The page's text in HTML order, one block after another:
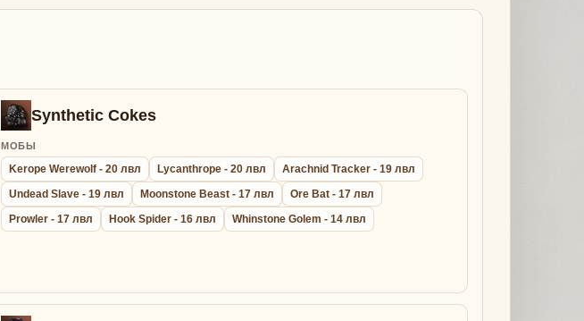
Synthetic Cokes
МОБЫ
Kerope Werewolf - 20 лвл Lycanthrope - 20 лвл
Arachnid Tracker - 19 лвл
Undead Slave - 19 лвл
Moonstone Beast - 17 лвл
Ore Bat - 17 лвл
Prowler - 17 лвл
Hook Spider - 16 лвл Whinstone Golem - 14 лвл